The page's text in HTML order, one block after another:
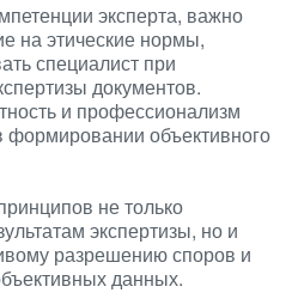
эксперта, важно
на этические нормы,
специалист при
документов.
и профессионализм
формировании объективного
не только
экспертизы, но и
разрешению споров и
данных.